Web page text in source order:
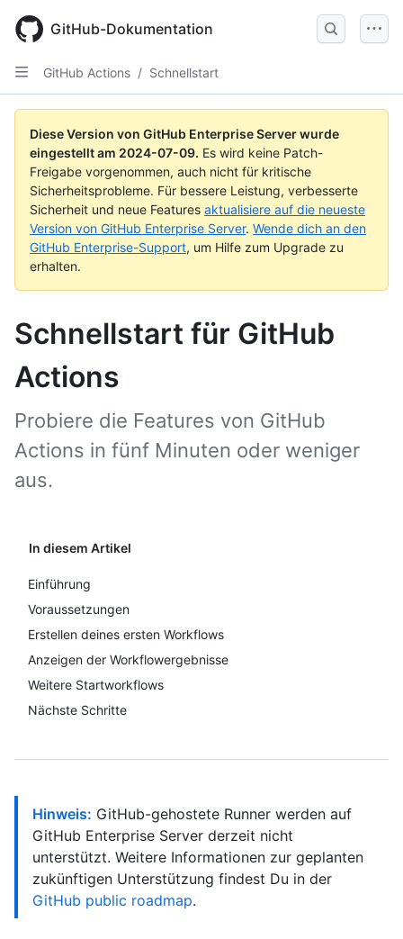
main
content
GitHub-Dokumentation
GitHub Actions / Schnellstart
Diese Version von GitHub Enterprise Server wurde
eingestellt am 2024-07-09. Es wird keine Patch-
Freigabe vorgenommen, auch nicht für kritische
Sicherheitsprobleme. Für bessere Leistung, verbesserte
Sicherheit und neue Features aktualisiere auf die neueste
Version von GitHub Enterprise Server. Wende dich an den
GitHub Enterprise-Support, um Hilfe zum Upgrade zu
erhalten.
Schnellstart für GitHub
Actions
Probiere die Features von GitHub
Actions in fünf Minuten oder weniger
aus.
In diesem Artikel
Einführung
Voraussetzungen
Erstellen deines ersten Workflows
Anzeigen der Workflowergebnisse
Weitere Startworkflows
Nächste Schritte
Hinweis: GitHub-gehostete Runner werden auf
GitHub Enterprise Server derzeit nicht
unterstützt. Weitere Informationen zur geplanten
zukünftigen Unterstützung findest Du in der
GitHub public roadmap.